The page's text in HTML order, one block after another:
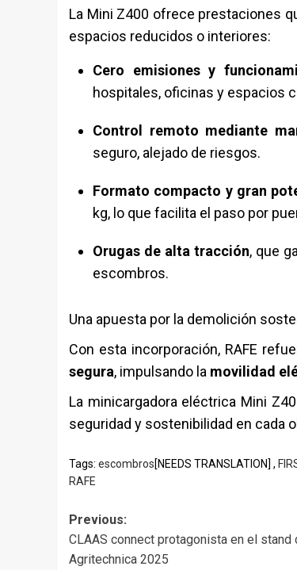
La Mini Z400 ofrece prestaciones
espacios reducidos o interiores:
Cero emisiones y
hospitales, oficinas y espacios
Control remoto mediante
seguro, alejado de riesgos.
Formato compacto y gran
kg, lo que facilita el paso por
Orugas de alta tracción, que
escombros.
Una apuesta por la demolición
Con esta incorporación, RAFE
segura, impulsando la movilidad
La minicargadora eléctrica Mini
seguridad y sostenibilidad en cada
Tags: escombros[NEEDS TRANSLATION] ,
RAFE
Post
navigation
Previous:
CLAAS connect protagonista en el stand
Agritechnica 2025